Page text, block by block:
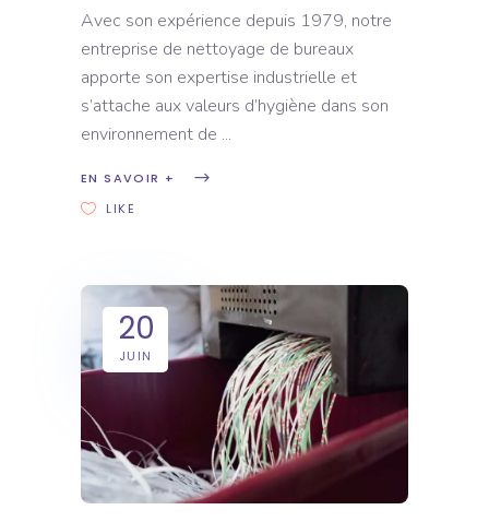
Avec son expérience depuis 1979, notre
entreprise de nettoyage de bureaux
apporte son expertise industrielle et
s’attache aux valeurs d’hygiène dans son
environnement de
EN SAVOIR +
LIKE
20
JUIN